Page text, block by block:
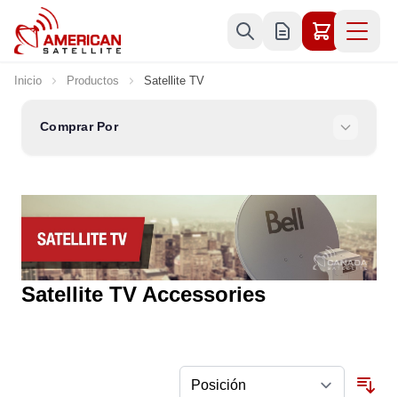
Ir al contenido
Inicio Productos Satellite TV
Comprar Por
Satellite TV Accessories